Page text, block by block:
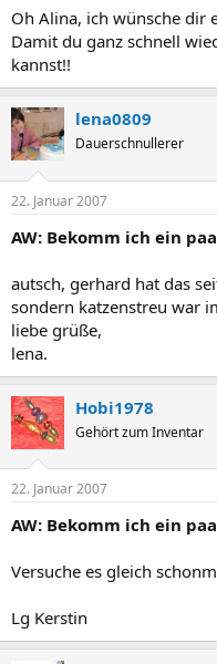
Oh Alina, ich wünsche dir
Damit du ganz schnell
kannst!!
lena0809
Dauerschnullerer
22. Januar 2007
AW: Bekomm ich ein
autsch, gerhard hat das
sondern katzenstreu war
liebe grüße,
lena.
Hobi1978
Gehört zum Inventar
22. Januar 2007
AW: Bekomm ich ein
Versuche es gleich
Lg Kerstin